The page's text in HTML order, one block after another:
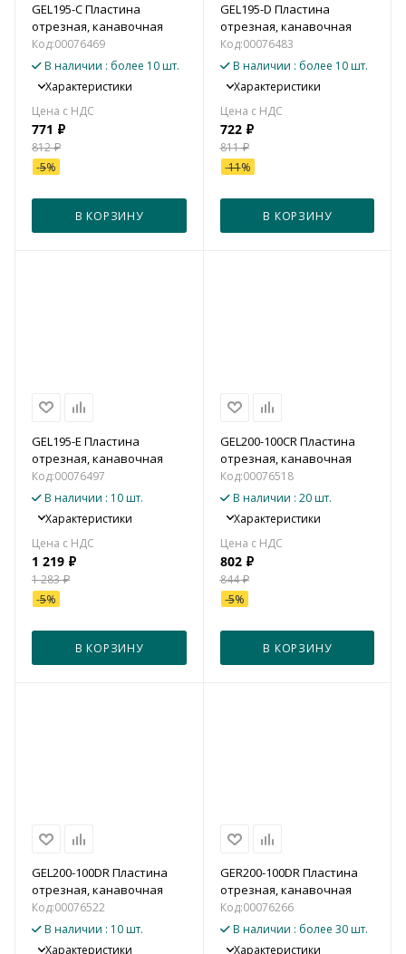
GEL195-C Пластина
отрезная, канавочная
Код:00076469
В наличии : более 10 шт.
Характеристики
771 ₽
812₽
-5%
В КОРЗИНУ
GEL195-D Пластина
отрезная, канавочная
Код:00076483
В наличии : более 10 шт.
Характеристики
722₽
811₽
-11%
В КОРЗИНУ
GEL195-E Пластина
отрезная, канавочная
Код:00076497
В наличии : 10 шт.
Характеристики
1 219 ₽
1 283₽
-5%
В КОРЗИНУ
GEL200-100CR Пластина
отрезная, канавочная
Код:00076518
В наличии : 20 шт.
Характеристики
802₽
844₽
-5%
В КОРЗИНУ
GEL200-100DR Пластина
отрезная, канавочная
Код:00076522
В наличии : 10 шт.
Характеристики
GER200-100DR Пластина
отрезная, канавочная
Код:00076266
В наличии : более 30 шт.
Характеристики